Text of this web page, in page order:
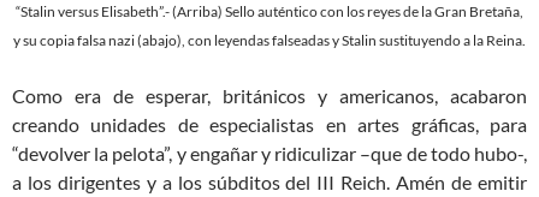
“Stalin versus Elisabeth”.- (Arriba) Sello auténtico con los reyes de la Gran Bretaña,
y su copia falsa nazi (abajo), con leyendas falseadas y Stalin sustituyendo a la Reina.
Como era de esperar, británicos y americanos, acabaron
creando unidades de especialistas en artes gráficas, para
“devolver la pelota”, y engañar y ridiculizar –que de todo hubo-,
a los dirigentes y a los súbditos del III Reich. Amén de emitir